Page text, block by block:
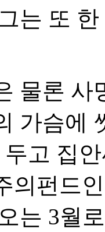
는 또
물론 사
가슴에
고 집
의펀드
는 3월